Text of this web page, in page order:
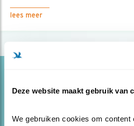
Deze website maakt gebruik van
We gebruiken cookies om content
lees meer
GEK VOGELGEDRAG